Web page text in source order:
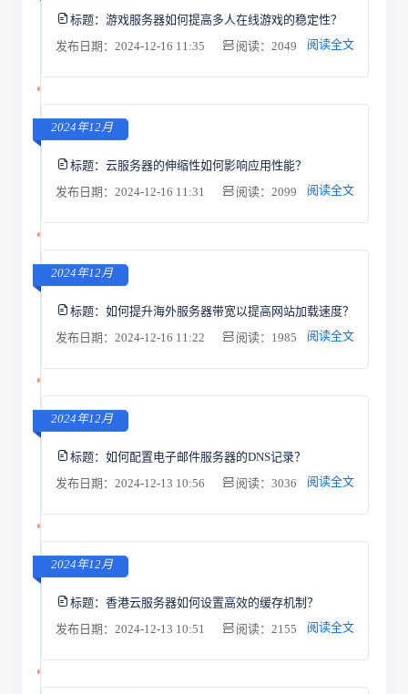
标题： 游戏服务器如何提高多人在线游戏的稳定性？
发布日期：2024-12-16 11:35
阅读：2049 阅读全文
2024年12月
标题： 云服务器的伸缩性如何影响应用性能？
发布日期：2024-12-16 11:31
阅读：2099 阅读全文
2024年12月
标题： 如何提升海外服务器带宽以提高网站加载速度？
发布日期：2024-12-16 11:22
阅读：1985 阅读全文
2024年12月
标题： 如何配置电子邮件服务器的DNS记录？
发布日期：2024-12-13 10:56
阅读：3036 阅读全文
2024年12月
标题： 香港云服务器如何设置高效的缓存机制？
发布日期：2024-12-13 10:51
阅读：2155 阅读全文